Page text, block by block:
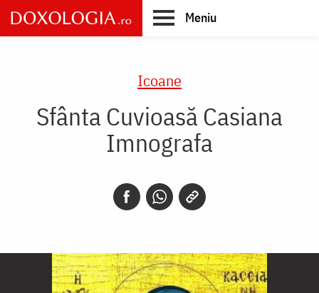
Skip
to
main
Meniu
Icoane
Sfânta Cuvioasă Casiana
Imnografa